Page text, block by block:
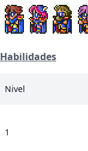
Habilidades
Nivel
1